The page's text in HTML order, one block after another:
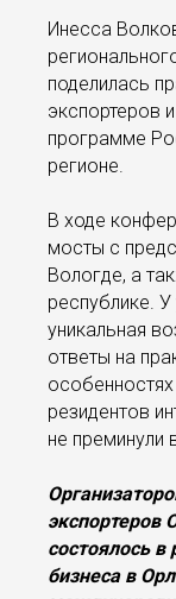
Инесса
поделилась
экспортеров
программе
регионе.
В ходе
мосты с
Вологде, а
республике.
уникальная
ответы на
резидентов
не преминули
экспортеров
состоялось
бизнеса в